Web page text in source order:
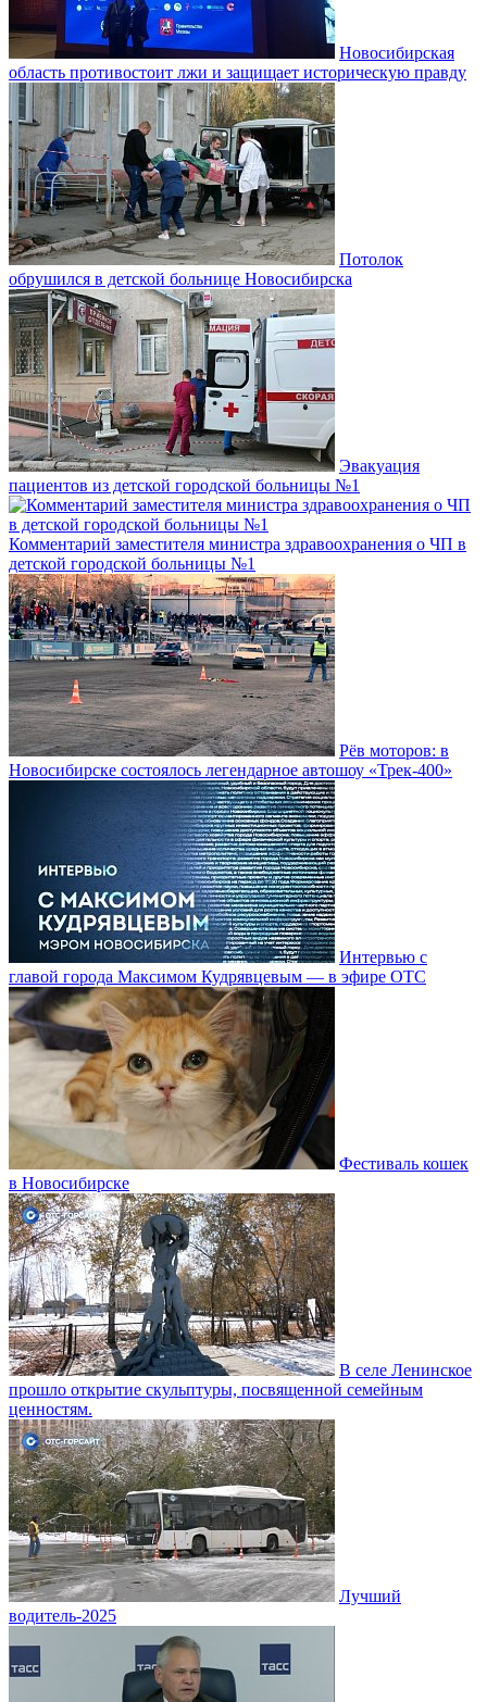
Новосибирская
область противостоит лжи и защищает историческую правду
Потолок
обрушился в детской больнице Новосибирска
Эвакуация
пациентов из детской городской больницы №1
Комментарий заместителя министра здравоохранения о ЧП в
детской городской больницы №1
Рёв моторов: в
Новосибирске состоялось легендарное автошоу «Трек-400»
Интервью с
главой города Максимом Кудрявцевым — в эфире ОТС
Фестиваль кошек
в Новосибирске
В селе Ленинское
прошло открытие скульптуры, посвященной семейным
ценностям.
Лучший
водитель-2025